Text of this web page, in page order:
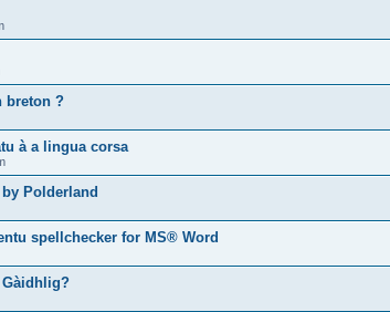
breton ?
à a lingua corsa
Polderland
spellchecker for MS® Word
Gàidhlig?